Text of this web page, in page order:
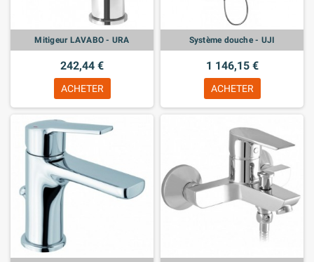
Mitigeur LAVABO - URA
242,44 €
ACHETER
Système douche - UJI
1 146,15 €
ACHETER